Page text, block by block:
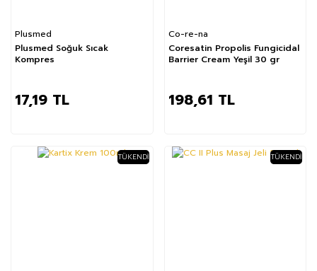
Plusmed
Plusmed Soğuk Sıcak
Kompres
17,19 TL
Co-re-na
Coresatin Propolis Fungicidal
Barrier Cream Yeşil 30 gr
198,61 TL
TÜKENDI TÜKENDI